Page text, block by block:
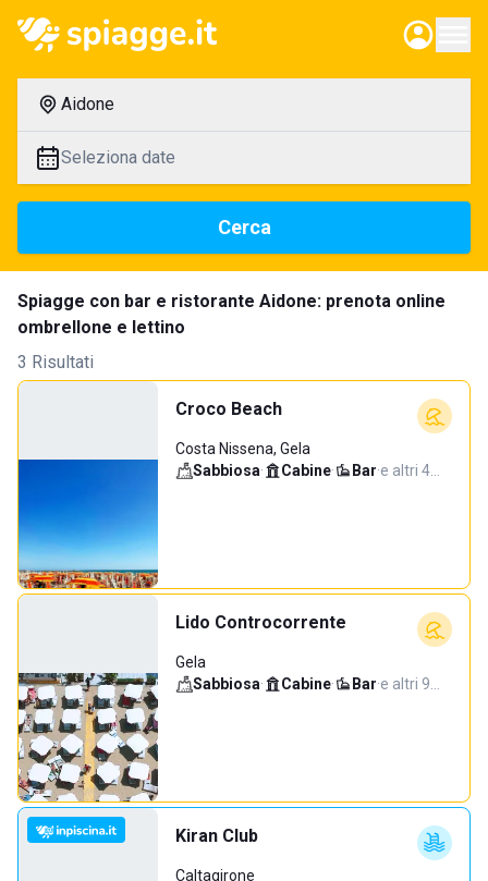
Aidone
Seleziona date
Cerca
Spiagge con bar e ristorante Aidone: prenota online
ombrellone e lettino
3 Risultati
Croco Beach
Costa Nissena, Gela
Sabbiosa· Cabine· Bar·e altri 4…
Lido Controcorrente
Gela
Sabbiosa· Cabine· Bar·e altri 9…
Kiran Club
Caltagirone